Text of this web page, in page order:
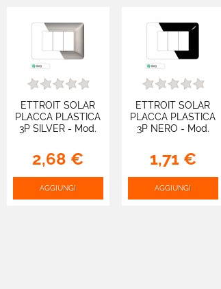
ETTROIT SOLAR
PLACCA PLASTICA
3P SILVER - Mod.
Compatibile con
BTicino MATIX
2,68 €
AGGIUNGI
ETTROIT SOLAR
PLACCA PLASTICA
3P NERO - Mod.
Compatibile con
BTicino MATIX
1,71 €
AGGIUNGI